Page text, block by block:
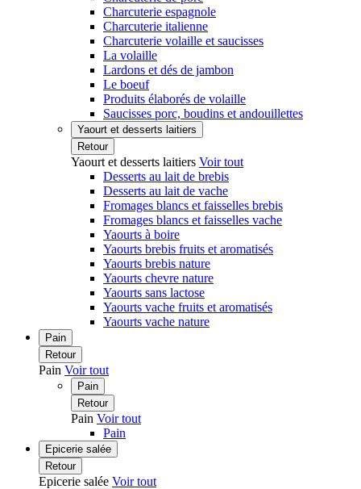
Charcuterie espagnole
Charcuterie italienne
Charcuterie volaille et saucisses
La volaille
Lardons et dés de jambon
Le boeuf
Produits élaborés de volaille
Saucisses porc, boudins et andouillettes
Yaourt et desserts laitiers
Retour
Yaourt et desserts laitiers Voir tout
Desserts au lait de brebis
Desserts au lait de vache
Fromages blancs et faisselles brebis
Fromages blancs et faisselles vache
Yaourts à boire
Yaourts brebis fruits et aromatisés
Yaourts brebis nature
Yaourts chevre nature
Yaourts sans lactose
Yaourts vache fruits et aromatisés
Yaourts vache nature
Pain
Retour
Pain Voir tout
Pain
Retour
Pain Voir tout
Pain
Epicerie salée
Retour
Epicerie salée Voir tout